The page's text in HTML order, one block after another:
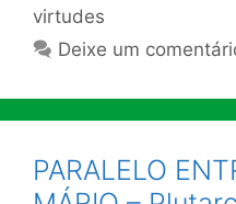
virtudes
Deixe um
PARALELO